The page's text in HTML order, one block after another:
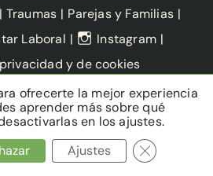
Traumas
Parejas y Familias
Laboral
Instagram
y de cookies
García-Izquierdo Peribáñez -
en Denia
ofrecerte la mejor experiencia
aprender más sobre qué
en los ajustes.
Ajustes Cerrar el